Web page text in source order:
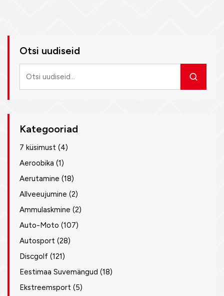
Otsi uudiseid
uudiseid
Kategooriad
7 küsimust (4)
Aeroobika (1)
Aerutamine (18)
Allveeujumine (2)
Ammulaskmine (2)
Auto-Moto (107)
Autosport (28)
Discgolf (121)
Eestimaa Suvemängud (18)
Ekstreemsport (5)